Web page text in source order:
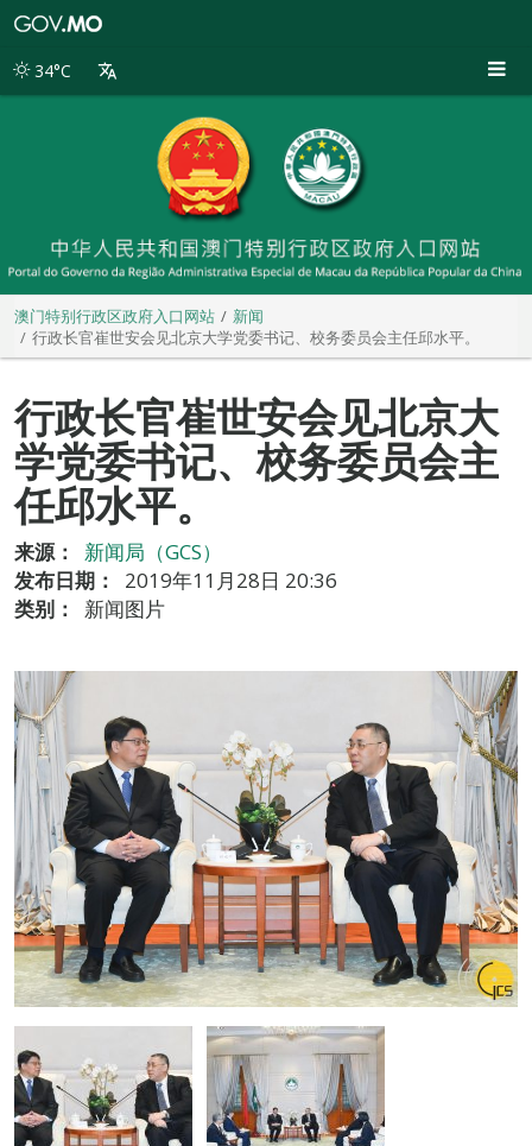
别
34°C
澳门特别行政区政府入口网站
新闻
行政长官崔世安会见北京大学党委书记、校务委员会主任邱水平。
行政长官崔世安会见北京大
学党委书记、校务委员会主
任邱水平。
来源：
新闻局（GCS）
发布日期：
2019年11月28日 20:36
类别：
新闻图片